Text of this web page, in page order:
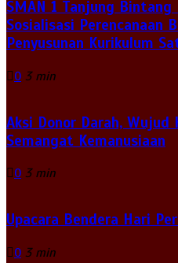
SMAN 1 Tanjung
Sosialisasi Perencanaan
Penyusunan Kurikulum
0 3 min
Aksi Donor Darah, Wujud
Semangat Kemanusiaan
0 3 min
Upacara Bendera Hari
0 3 min